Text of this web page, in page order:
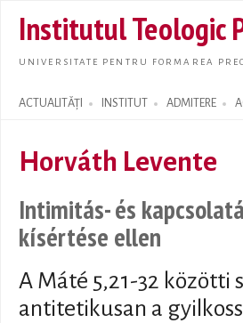
Institutul Teologic
UNIVERSITATE PENTRU FORMAREA
ACTUALITĂȚI INSTITUT ADMITERE
Search form
Horváth Levente
Intimitás- és
kísértése ellen
A Máté 5,21-32 közötti
antitetikusan a